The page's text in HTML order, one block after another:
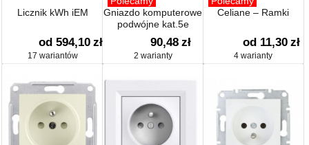
Licznik kWh iEM
od 594,10 zł
17 wariantów
Gniazdo komputerowe
podwójne kat.5e
90,48 zł
2 warianty
Celiane – Ramki
od 11,30 zł
4 warianty